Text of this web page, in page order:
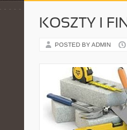
KOSZTY I
POSTED BY ADMIN